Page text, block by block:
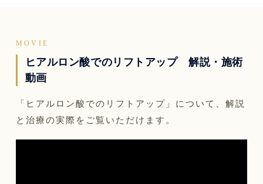
MOVIE
ヒアルロン酸でのリフトアップ 解説・施術
動画
「ヒアルロン酸でのリフトアップ」について、解説
と治療の実際をご覧いただけます。